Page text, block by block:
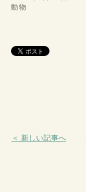
動物
＜ 新しい記事へ